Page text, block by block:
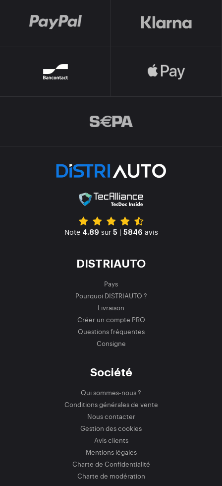
Note 4.89 sur 5 | 5846 avis
DISTRIAUTO
Pays
Pourquoi DISTRIAUTO ?
Livraison
Créer un compte PRO
Questions fréquentes
Consigne
Société
Qui sommes-nous ?
Conditions générales de vente
Nous contacter
Gestion des cookies
Avis clients
Mentions légales
Charte de Confidentialité
Charte de modération